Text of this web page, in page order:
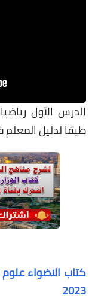
الدرس الأول
طبقا لدليل
كتاب الاضواء
2023